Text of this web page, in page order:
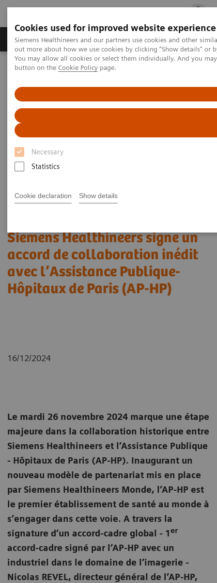
Cookies used for improved website experience
Siemens Healthineers and our partners use cookies and other
out more about how we use cookies by clicking "Show details" or
You may allow all cookies or select them individually. And you
button on the Cookie Policy page.
Necessary
Statistics
Cookie declaration Show details
Produits & services Spécialités cliniques
Accueil
Actualités
l'AP-HP
Siemens Healthineers signe un
accord de collaboration inédit
avec l’Assistance Publique-
Hôpitaux de Paris (AP-HP)
16/12/2024
Le mardi 26 novembre 2024 marque une étape
majeure dans la collaboration historique entre
Siemens Healthineers et l’Assistance Publique
- Hôpitaux de Paris (AP-HP). Inaugurant un
nouveau modèle de partenariat mis en place
par Siemens Healthineers Monde, l’AP-HP est
le premier établissement de santé au monde à
s’engager dans cette voie. A travers la
signature d’un accord-cadre global - 1er
accord-cadre signé par l’AP-HP avec un
industriel dans le domaine de l’imagerie -
Nicolas REVEL, directeur général de l’AP-HP,